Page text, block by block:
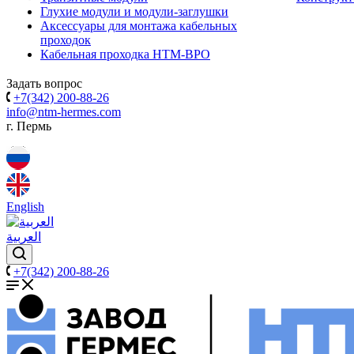
Глухие модули и модули-заглушки
Аксессуары для монтажа кабельных
проходок
Кабельная проходка НТМ-ВРО
Задать вопрос
+7(342) 200-88-26
info@ntm-hermes.com
г. Пермь
English
العربية
+7(342) 200-88-26